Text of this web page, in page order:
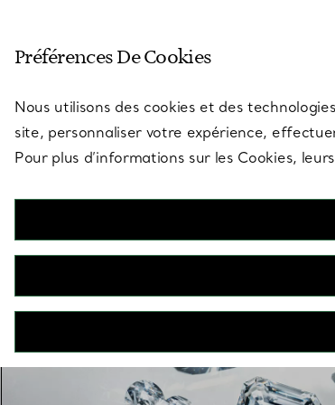
Préférences De Cookies
Nous utilisons des cookies et des
site, personnaliser votre expérience,
Pour plus d’informations sur les Cookies,